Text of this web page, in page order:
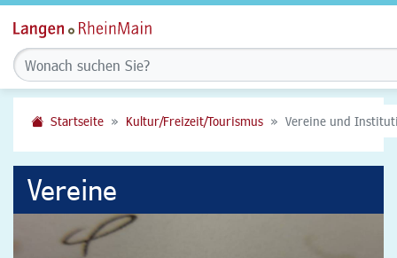
Startseite Kultur/Freizeit/Tourismus Vereine und
Vereine